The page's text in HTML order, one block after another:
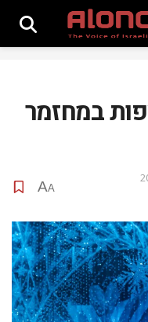
במחזמר
A
A